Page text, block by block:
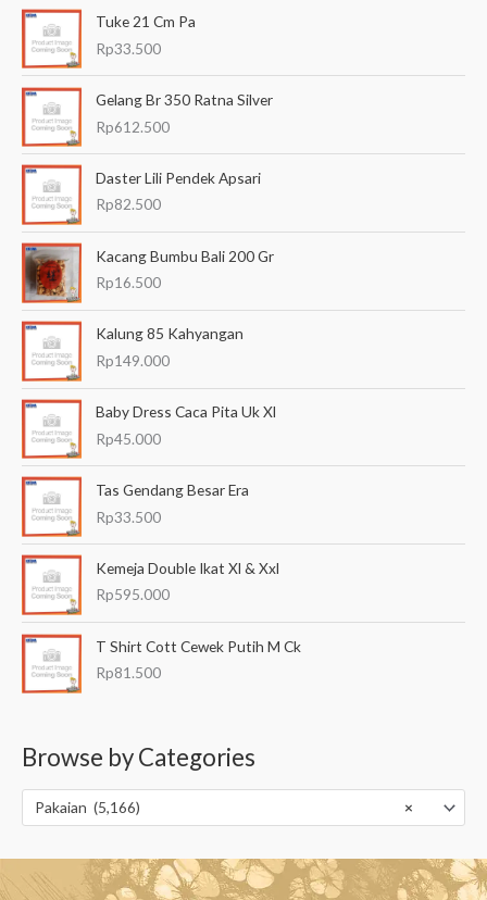
a
u
n
u
Tuke 21 Cm Pa
Rp33.500
Gelang Br 350 Ratna Silver
Rp612.500
Daster Lili Pendek Apsari
Rp82.500
Kacang Bumbu Bali 200 Gr
Rp16.500
Kalung 85 Kahyangan
Rp149.000
Baby Dress Caca Pita Uk Xl
Rp45.000
Tas Gendang Besar Era
Rp33.500
Kemeja Double Ikat Xl & Xxl
Rp595.000
T Shirt Cott Cewek Putih M Ck
Rp81.500
Browse by Categories
×
Pakaian (5,166)